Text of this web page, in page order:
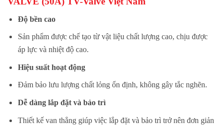
Độ bền cao
Sản phẩm được chế tạo từ vật liệu chất lượng cao, chịu được
áp lực và nhiệt độ cao.
Hiệu suất hoạt động
Đảm bảo lưu lượng chất lỏng ổn định, không gây tắc nghẽn.
Dễ dàng lắp đặt và bảo trì
Thiết kế van thẳng giúp việc lắp đặt và bảo trì trở nên đơn giản